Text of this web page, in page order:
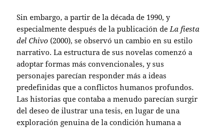
Sin embargo, a partir de la década de 1990, y
especialmente después de la publicación de La fiesta
del Chivo (2000), se observó un cambio en su estilo
narrativo. La estructura de sus novelas comenzó a
adoptar formas más convencionales, y sus
personajes parecían responder más a ideas
predefinidas que a conflictos humanos profundos.
Las historias que contaba a menudo parecían surgir
del deseo de ilustrar una tesis, en lugar de una
exploración genuina de la condición humana a